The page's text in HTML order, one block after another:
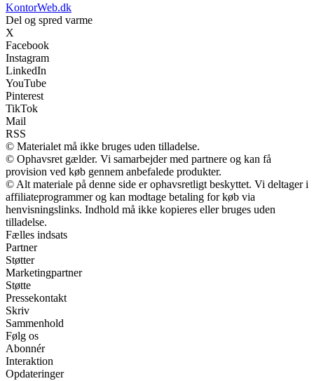
KontorWeb.dk
Del og spred varme
X
Facebook
Instagram
LinkedIn
YouTube
Pinterest
TikTok
Mail
RSS
© Materialet må ikke bruges uden tilladelse.
© Ophavsret gælder. Vi samarbejder med partnere og kan få
provision ved køb gennem anbefalede produkter.
© Alt materiale på denne side er ophavsretligt beskyttet. Vi deltager i
affiliateprogrammer og kan modtage betaling for køb via
henvisningslinks. Indhold må ikke kopieres eller bruges uden
tilladelse.
Fælles indsats
Partner
Støtter
Marketingpartner
Støtte
Pressekontakt
Skriv
Sammenhold
Følg os
Abonnér
Interaktion
Opdateringer